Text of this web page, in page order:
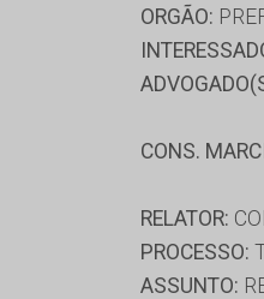
ORGÃO:
CONS.
RELATOR:
PROCESSO:
ASSUNTO: